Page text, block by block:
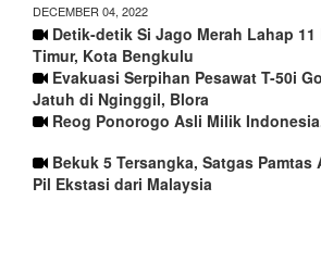
DECEMBER 04, 2022
Detik-detik Si Jago Merah Lahap
Timur, Kota Bengkulu
Evakuasi Serpihan Pesawat T-50i
Jatuh di Nginggil, Blora
Reog Ponorogo Asli Milik
Bekuk 5 Tersangka, Satgas Pamtas
Pil Ekstasi dari Malaysia